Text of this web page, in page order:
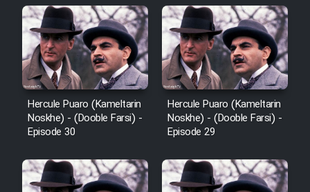
Film Fani
Cartoon Galiver - Kamel
(Dooble Farsi)
Film Shire Talayi (Dooble
Farsi)
Film Aseman Kharashe
Jahanami (Dooble Farsi)
Hercule Puaro (Kameltarin
Noskhe) - (Dooble Farsi) -
Episode 30
Hercule Puaro (Kameltarin
Noskhe) - (Dooble Farsi) -
Episode 29